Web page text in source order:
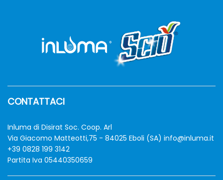
CONTATTACI
Inluma di Disirat Soc. Coop. Arl
Via Giacomo Matteotti,75 - 84025 Eboli (SA) info@inluma.it
+39 0828 199 3142
Partita Iva 05440350659